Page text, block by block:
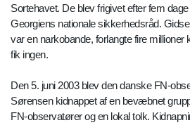
Sortehavet. De blev frigivet efter fem
Georgiens nationale sikkerhedsråd.
var en narkobande, forlangte fire millioner
fik ingen.
Den 5. juni 2003 blev den danske FN-
Sørensen kidnappet af en bevæbnet
FN-observatører og en lokal tolk.